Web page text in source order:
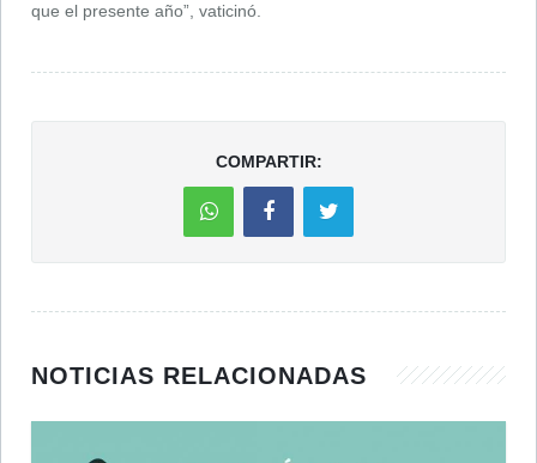
que el presente año”, vaticinó.
COMPARTIR:
NOTICIAS RELACIONADAS